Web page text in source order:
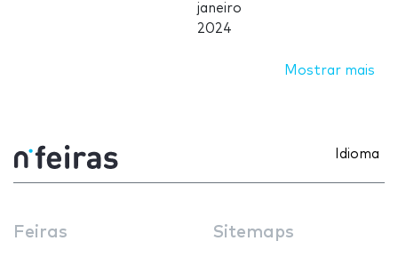
janeiro
2024
Mostrar mais
Idioma
Feiras Sitemaps